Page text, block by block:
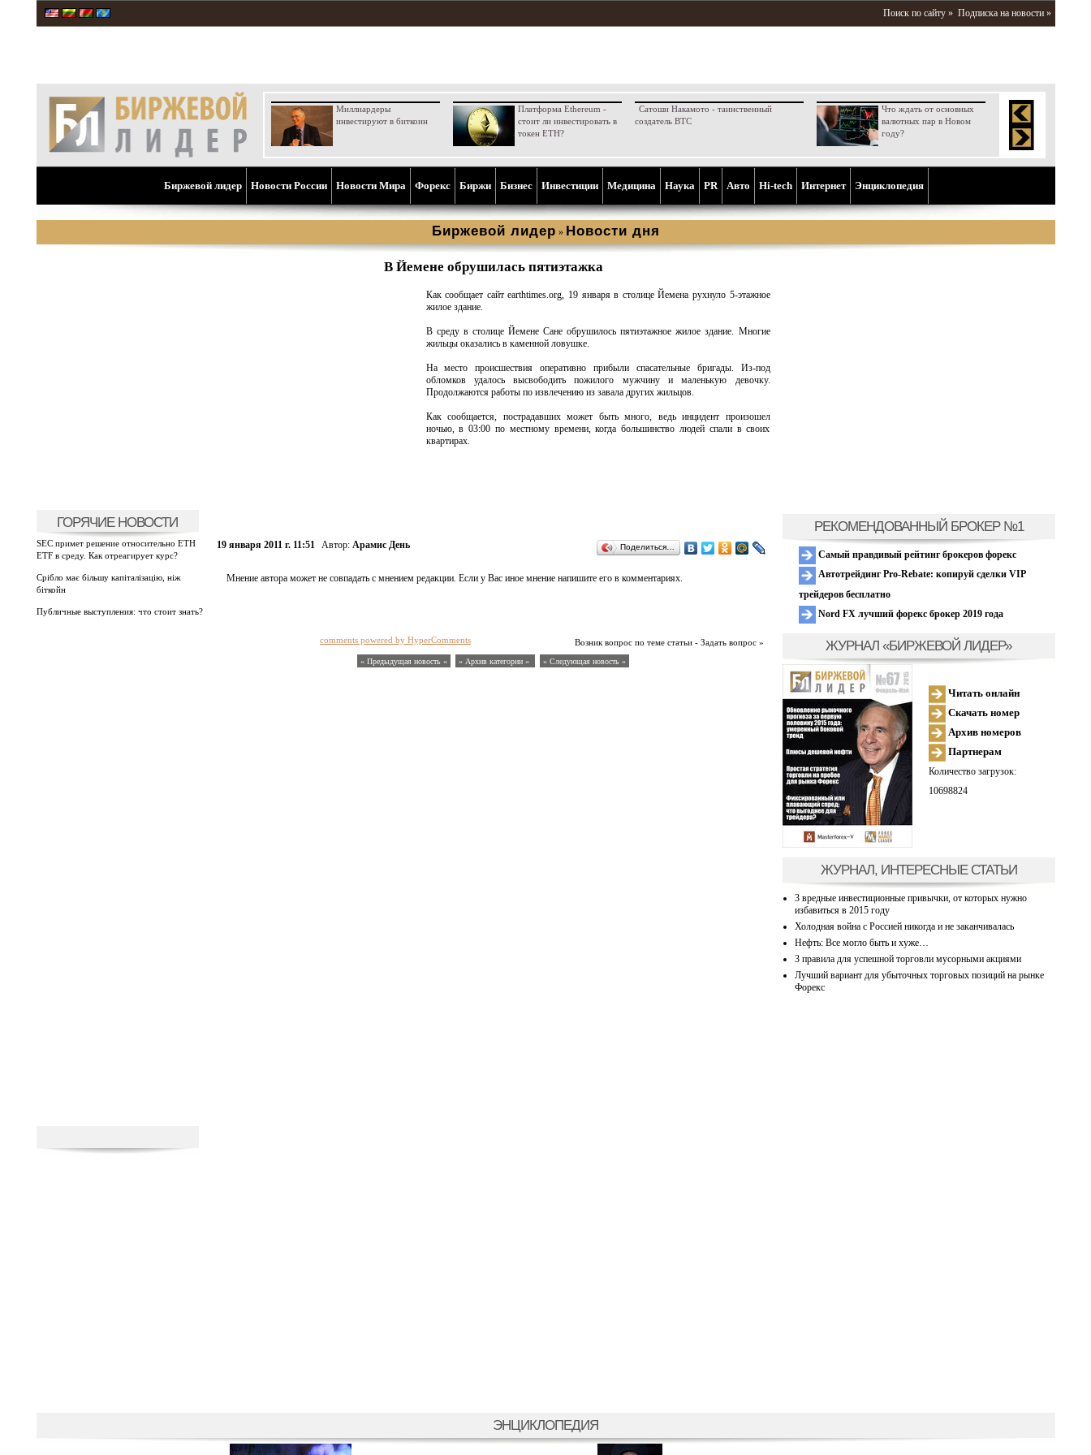
Поиск по сайту » Подписка на новости »
Миллиардеры
инвестируют в биткоин
Платформа Ethereum -
стоит ли инвестировать в
токен ETH?
Сатоши Накамото - таинственный
создатель BTC
Что ждать от основных
валютных пар в Новом
году?
Биржевой лидер Новости России Новости Мира Форекс Биржи Бизнес Инвестиции Медицина Наука PR Aвто Hi-tech Интернет Энциклопедия
Биржевой лидер » Новости дня
ГОРЯЧИЕ НОВОСТИ
SEC примет решение относительно ETH
ETF в среду. Как отреагирует курс?
Срібло має більшу капіталізацію, ніж
біткойн
Публичные выступления: что стоит знать?
В Йемене обрушилась пятиэтажка
Как сообщает сайт earthtimes.org, 19 января в столице Йемена рухнуло 5-этажное
жилое здание.
В среду в столице Йемене Сане обрушилось пятиэтажное жилое здание. Многие
жильцы оказались в каменной ловушке.
На место происшествия оперативно прибыли спасательные бригады. Из-под
обломков удалось высвободить пожилого мужчину и маленькую девочку.
Продолжаются работы по извлечению из завала других жильцов.
Как сообщается, пострадавших может быть много, ведь инцидент произошел
ночью, в 03:00 по местному времени, когда большинство людей спали в своих
квартирах.
19 января 2011 г. 11:51 Автор: Арамис День Поделиться…
Мнение автора может не совпадать с мнением редакции. Если у Вас иное мнение напишите его в комментариях.
Возник вопрос по теме статьи - Задать вопрос »
comments powered by HyperComments
« Предыдущая новость « » Архив категории « » Следующая новость »
РЕКОМЕНДОВАННЫЙ БРОКЕР №1
Самый правдивый рейтинг брокеров форекс
Автотрейдинг Pro-Rebate: копируй сделки VIP
трейдеров бесплатно
Nord FX лучший форекс брокер 2019 года
ЖУРНАЛ «БИРЖЕВОЙ ЛИДЕР»
Читать онлайн
Скачать номер
Архив номеров
Партнерам
Количество загрузок:
10698824
ЖУРНАЛ, ИНТЕРЕСНЫЕ СТАТЬИ
3 вредные инвестиционные привычки, от которых нужно
избавиться в 2015 году
Холодная война с Россией никогда и не заканчивалась
Нефть: Все могло быть и хуже…
3 правила для успешной торговли мусорными акциями
Лучший вариант для убыточных торговых позиций на рынке
Форекс
ЭНЦИКЛОПЕДИЯ